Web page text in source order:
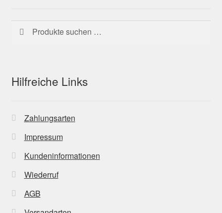
Suchen
nach:
Suchen
Hilfreiche Links
Zahlungsarten
Impressum
Kundeninformationen
Wiederruf
AGB